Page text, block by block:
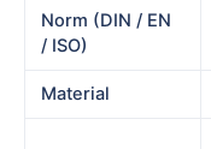
Norm (DIN / EN
/ ISO)
Material